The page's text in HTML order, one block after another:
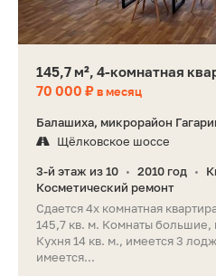
145,7 м², 4-комнатная
70 000 ₽в месяц
Балашиха, микрорайон
Щёлковское шоссе
3-й этаж из 10 • 2010 год •
Косметический ремонт
Сдается 4х комнатная
145,7 кв. м. Комнаты большие,
Кухня 14 кв. м., имеется 3
имеется...